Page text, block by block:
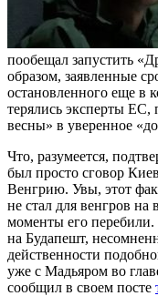
пообещал запустить
образом, заявленные
остановленного еще в
терялись эксперты ЕС,
весны» в уверенное
Что, разумеется,
был просто сговор
Венгрию. Увы, этот
не стал для венгров
моменты его перебили.
на Будапешт,
действенности
уже с Мадьяром во
сообщил в своем посте